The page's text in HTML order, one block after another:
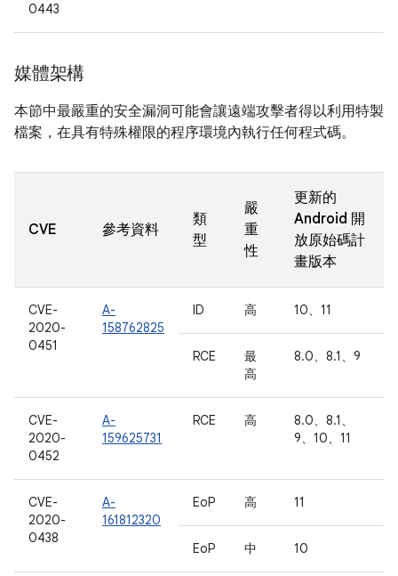
0443
媒體架構
本節中最嚴重的安全漏洞可能會讓遠端攻擊者得以利用特製
檔案，在具有特殊權限的程序環境內執行任何程式碼。
CVE 參考資料
類
型
嚴
重
性
更新的
Android 開
放原始碼計
畫版本
CVE-
2020-
0451
A-
158762825
ID 高 10、11
RCE
最
高
8.0、8.1、9
CVE-
2020-
0452
A-
159625731
RCE 高
8.0、8.1、
9、10、11
CVE-
2020-
0438
A-
161812320
EoP 高 11
EoP 中 10